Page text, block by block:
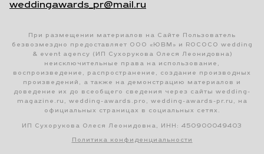
weddingawards_pr@mail.ru
При размещении материалов на Сайте Пользователь
безвозмездно предоставляет ООО «ЮВМ» и ROCOCO wedding
& event agency (ИП Сухорукова Олеся Леонидовна)
неисключительные права на использование,
воспроизведение, распространение, создание производных
произведений, а также на демонстрацию материалов и
доведение их до всеобщего сведения через сайты wedding-
magazine.ru, wedding-awards.pro, wedding-awards-pr.ru, на
официальных страницах в социальных сетях.
ИП Сухорукова Олеся Леонидовна, ИНН: 450900049403
Политика конфиденциальности